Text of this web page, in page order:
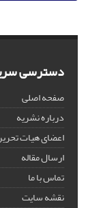
دسترسی
صفحه اصلی
درباره نشریه
اعضای هیات
ارسال مقاله
تماس با ما
نقشه سایت